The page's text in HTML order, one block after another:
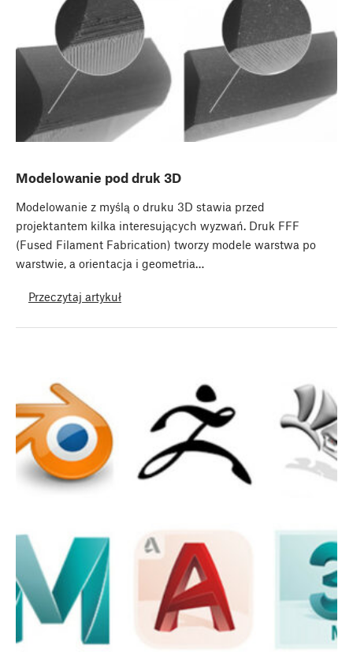
Modelowanie pod druk 3D
Modelowanie z myślą o druku 3D stawia przed
projektantem kilka interesujących wyzwań. Druk FFF
(Fused Filament Fabrication) tworzy modele warstwa po
warstwie, a orientacja i geometria…
Przeczytaj artykuł